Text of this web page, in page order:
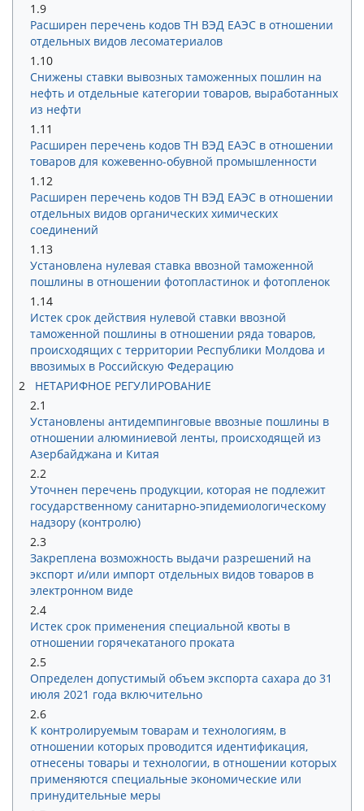
1.9
Расширен перечень кодов ТН ВЭД ЕАЭС в отношении
отдельных видов лесоматериалов
1.10
Снижены ставки вывозных таможенных пошлин на
нефть и отдельные категории товаров, выработанных
из нефти
1.11
Расширен перечень кодов ТН ВЭД ЕАЭС в отношении
товаров для кожевенно-обувной промышленности
1.12
Расширен перечень кодов ТН ВЭД ЕАЭС в отношении
отдельных видов органических химических
соединений
1.13
Установлена нулевая ставка ввозной таможенной
пошлины в отношении фотопластинок и фотопленок
1.14
Истек срок действия нулевой ставки ввозной
таможенной пошлины в отношении ряда товаров,
происходящих с территории Республики Молдова и
ввозимых в Российскую Федерацию
2
НЕТАРИФНОЕ РЕГУЛИРОВАНИЕ
2.1
Установлены антидемпинговые ввозные пошлины в
отношении алюминиевой ленты, происходящей из
Азербайджана и Китая
2.2
Уточнен перечень продукции, которая не подлежит
государственному санитарно-эпидемиологическому
надзору (контролю)
2.3
Закреплена возможность выдачи разрешений на
экспорт и/или импорт отдельных видов товаров в
электронном виде
2.4
Истек срок применения специальной квоты в
отношении горячекатаного проката
2.5
Определен допустимый объем экспорта сахара до 31
июля 2021 года включительно
2.6
К контролируемым товарам и технологиям, в
отношении которых проводится идентификация,
отнесены товары и технологии, в отношении которых
применяются специальные экономические или
принудительные меры